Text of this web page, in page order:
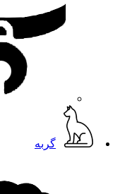
گربه